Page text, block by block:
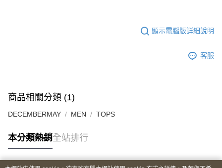
顯示電腦版詳細說明
客服
商品相關分類 (1)
DECEMBERMAY MEN TOPS
本分類熱銷全站排行